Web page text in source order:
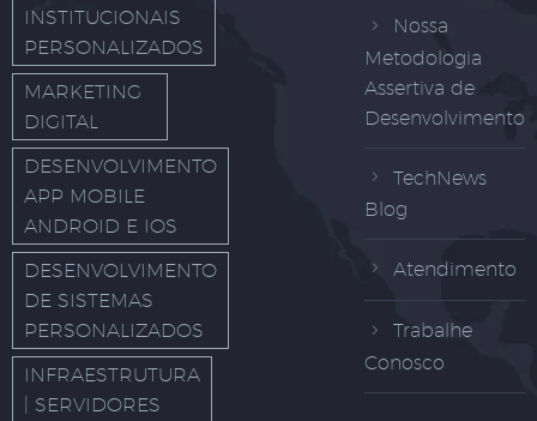
INSTITUCIONAIS
PERSONALIZADOS
MARKETING
DIGITAL
DESENVOLVIMENTO
APP MOBILE
ANDROID E IOS
DESENVOLVIMENTO
DE SISTEMAS
PERSONALIZADOS
INFRAESTRUTURA
| SERVIDORES
Nossa
Metodologia
Assertiva de
Desenvolvimento
TechNews
Blog
Atendimento
Trabalhe
Conosco